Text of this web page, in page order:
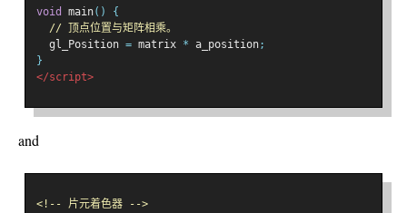
void main()
{
// 顶点位置与矩阵相乘。
  gl_Position
= matrix * a_position;
}
</script>
and
<!-- 片元着色器 -->